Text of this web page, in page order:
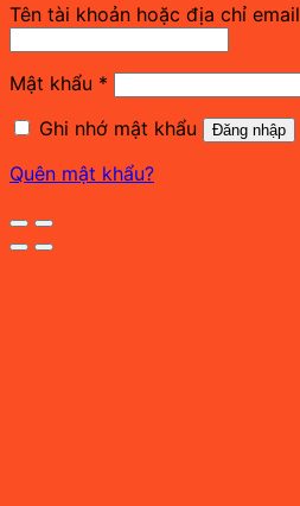
Tên tài khoản hoặc địa chỉ email
Mật khẩu * Bắt
buộc
Ghi nhớ mật khẩu
Đăng nhập
Quên mật khẩu?